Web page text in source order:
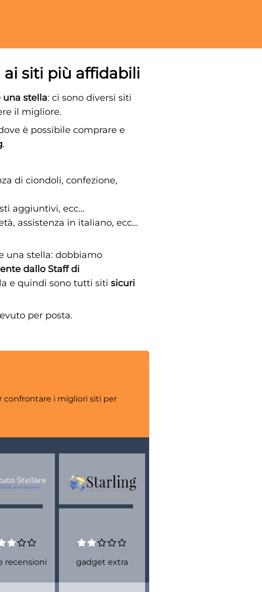
siti più affidabili
una stella: ci sono diversi siti
il migliore.
è possibile comprare e
.
di ciondoli, confezione,
aggiuntivi, ecc...
assistenza in italiano, ecc...
una stella: dobbiamo
dallo Staff di
e quindi sono tutti siti sicuri
per posta.
confrontare i migliori siti per
recensioni gadget extra